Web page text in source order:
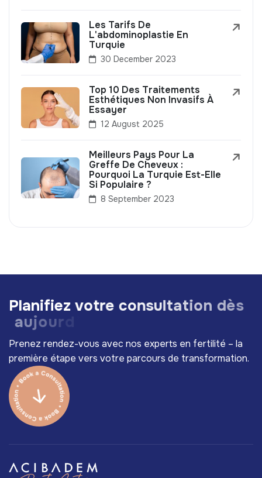
Les Tarifs De
L'abdominoplastie En
Turquie
30 December 2023
Top 10 Des Traitements
Esthétiques Non Invasifs À
Essayer
12 August 2025
Meilleurs Pays Pour La
Greffe De Cheveux :
Pourquoi La Turquie Est-Elle
Si Populaire ?
8 September 2023
Planifiez votre consultation dès
aujourd
Prenez rendez-vous avec nos experts en fertilité – la
première étape vers votre parcours de transformation.